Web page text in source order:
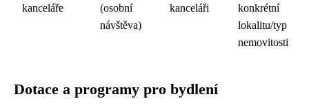
kanceláře
(osobní
návštěva)
kanceláři
konkrétní
lokalitu/typ
nemovitosti
Dotace a programy pro bydlení